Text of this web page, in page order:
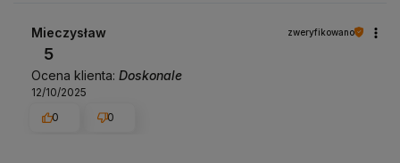
Mieczysław zweryfikowano
5
Ocena klienta: Doskonale
12/10/2025
0
0